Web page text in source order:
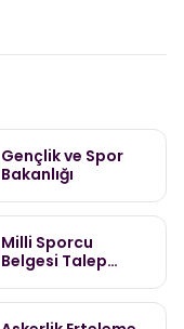
Gençlik ve Spor
Bakanlığı
Milli Sporcu
Belgesi Talep